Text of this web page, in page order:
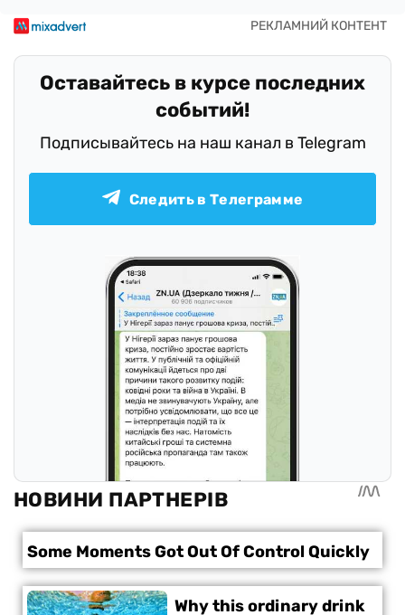
Оставайтесь в курсе последних
событий!
Подписывайтесь на наш канал в Telegram
Следить в Телеграмме